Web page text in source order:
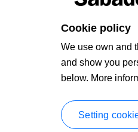
Información a clientes
Aviso legal
Política de cookies
Atención al cliente
Banco de Sabadell, S.A., Plaça
Entidad de crédito sujeta a la
Cookie policy
We use own and
and show you
below. More
Setting